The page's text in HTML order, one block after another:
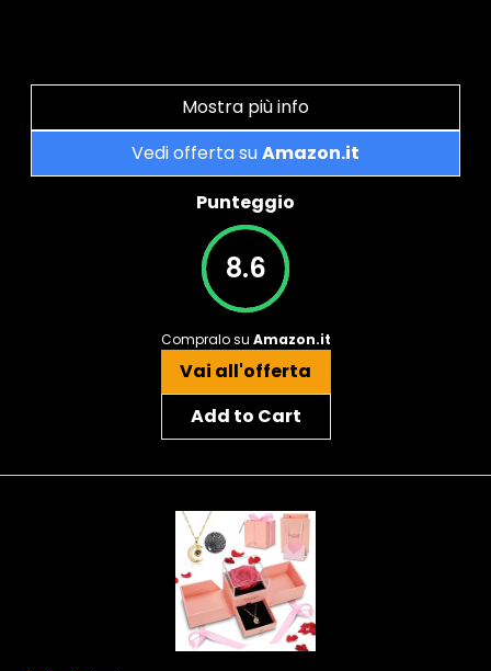
Mostra più info
Vedi offerta suAmazon.it
Punteggio
8.6
Compralo su Amazon.it
Vai all'offerta
Add to Cart